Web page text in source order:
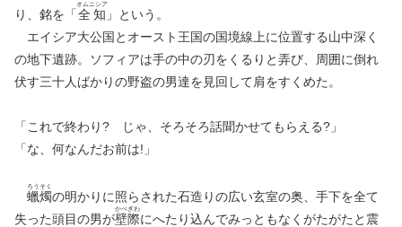
り、銘を「全知
オムニシア
」という。
エイシア大公国とオースト王国の国境線上に位置する山中深く
の地下遺跡。ソフィアは手の中の刃をくるりと弄び、周囲に倒れ
伏す三十人ばかりの野盗の男達を見回して肩をすくめた。
「これで終わり? じゃ、そろそろ話聞かせてもらえる?」
「な、何なんだお前は!」
蠟
ろう
燭
そく
の明かりに照らされた石造りの広い玄室の奥、手下を全て
失った頭目の男が壁
かべ
際
ぎわ
にへたり込んでみっともなくがたがたと震